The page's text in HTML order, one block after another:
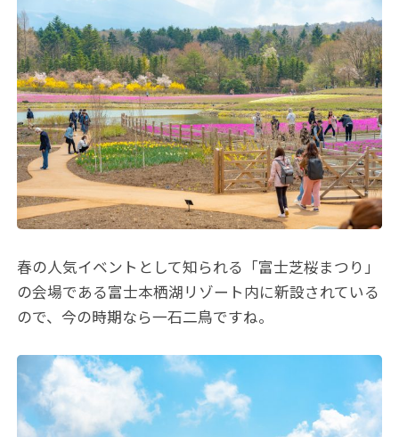
春の人気イベントとして知られる「富士芝桜まつり」
の会場である富士本栖湖リゾート内に新設されている
ので、今の時期なら一石二鳥ですね。